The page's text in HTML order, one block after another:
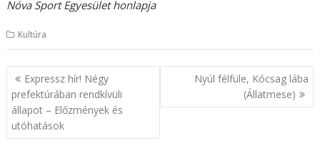
Nóva Sport Egyesület honlapja
Kultúra
B
e
e
Expressz hír! Négy
prefektúrában rendkívüli
állapot – Előzmények és
utóhatások
Nyúl félfüle, Kócsag lába
(Állatmese)